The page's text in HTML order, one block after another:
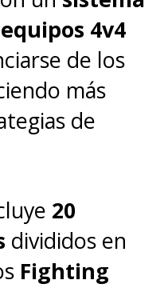
4v4
de los
más
de
20
divididos en
Fighting